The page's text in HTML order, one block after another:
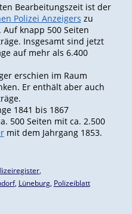
Bearbeitungszeit ist der
Polizei Anzeigers zu
knapp 500 Seiten
Insgesamt sind jetzt
auf mehr als 6.400
erschien im Raum
Er enthält aber auch
1841 bis 1867
500 Seiten mit ca. 2.500
mit dem Jahrgang 1853.
,
, Lüneburg, Polizeiblatt